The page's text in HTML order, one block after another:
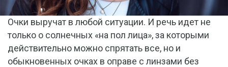
Очки выручат в любой ситуации. И речь идет не
только о солнечных «на пол лица», за которыми
действительно можно спрятать все, но и
обыкновенных очках в оправе с линзами без